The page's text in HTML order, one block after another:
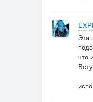
Эта
что